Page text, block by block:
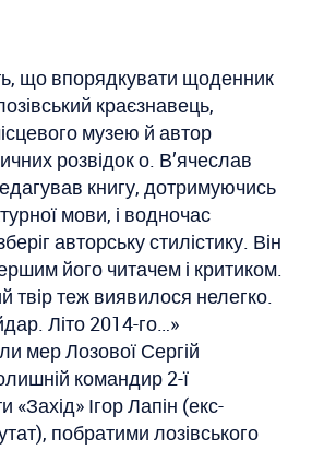
що впорядкувати щоденник
краєзнавець,
музею й автор
розвідок о. В’ячеслав
книгу, дотримуючись
мови, і водночас
авторську стилістику. Він
його читачем і критиком.
твір теж виявилося нелегко.
Літо 2014-го…»
мер Лозової Сергій
командир 2-ї
«Захід» Ігор Лапін (екс-
побратими лозівського